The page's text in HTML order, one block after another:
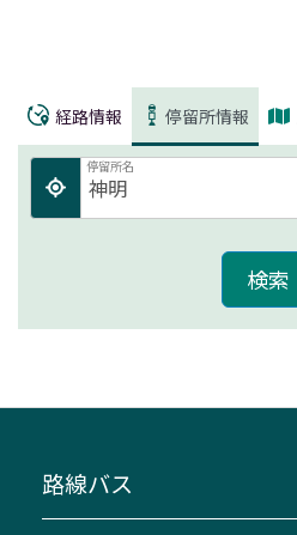
経路情報 停留所情報
停留所名
路線バス